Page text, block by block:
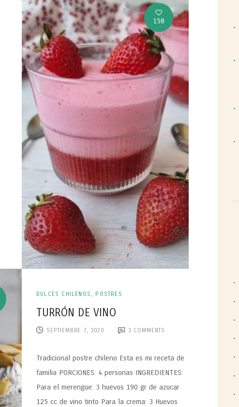
158
DULCES CHILENOS , POSTRES
TURRÓN DE VINO
SEPTIEMBRE 7, 2020 3 COMMENTS
Tradicional postre chileno Esta es mi receta de
familia PORCIONES: 4 personas INGREDIENTES:
Para el merengue: 3 huevos 190 gr de azucar
125 cc de vino tinto Para la crema: 3 Huevos